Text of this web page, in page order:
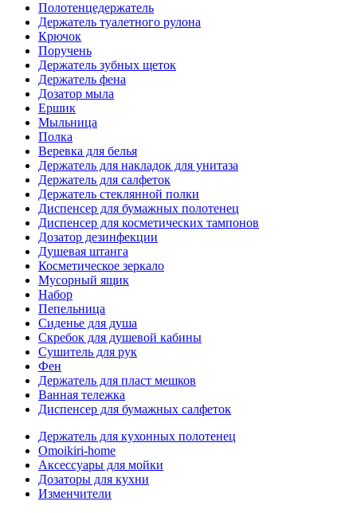
Полотенцедержатель
Держатель туалетного рулона
Крючок
Поручень
Держатель зубных щеток
Держатель фена
Дозатор мыла
Eршик
Мыльница
Полка
Веревка для белья
Держатель для накладок для унитаза
Держатель для салфеток
Держатель стеклянной полки
Диспенсер для бумажных полотенец
Диспенсер для косметических тампонов
Дозатор дезинфекции
Душевая штанга
Косметическое зеркало
Мусорный ящик
Набор
Пепельница
Сиденье для душа
Скребок для душевой кабины
Сушитель для рук
Фен
Держатель для пласт мешков
Ванная тележка
Диспенсер для бумажных салфеток
Держатель для кухонных полотенец
Omoikiri-home
Аксессуары для мойки
Дозаторы для кухни
Изменчители